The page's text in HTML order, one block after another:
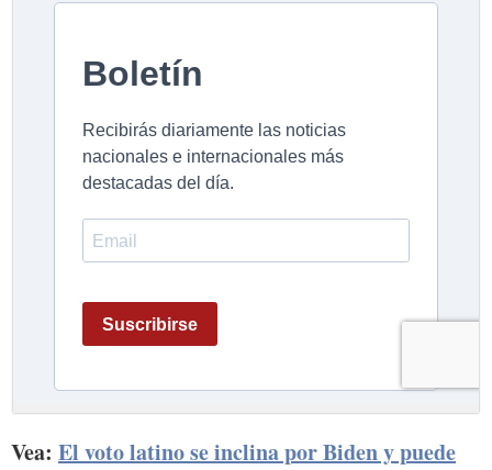
Vea: El voto latino se inclina por Biden y puede